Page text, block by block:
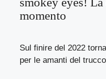
momento
Sul finire del 2022
per le amanti del